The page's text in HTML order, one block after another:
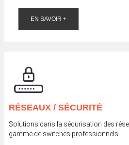
EN SAVOIR +
RÉSEAUX / SÉCURITÉ
Solutions dans la sécurisation des
gamme de switches professionnels…